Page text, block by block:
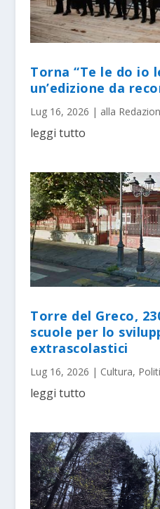
Torna “Te le do io
un’edizione da
Lug 16, 2026 | alla
leggi tutto
Torre del Greco,
scuole per lo
extrascolastici
Lug 16, 2026 | Cultura,
leggi tutto